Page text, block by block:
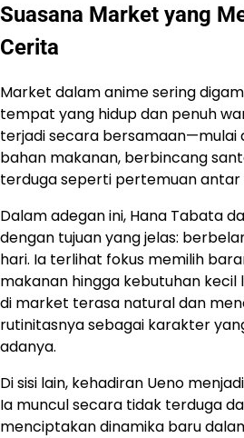
Suasana Market yang
Cerita
Market dalam anime sering
tempat yang hidup dan penuh
terjadi secara bersamaan—mulai
bahan makanan, berbincang
terduga seperti pertemuan antar
Dalam adegan ini, Hana Tabata
dengan tujuan yang jelas:
hari. Ia terlihat fokus memilih
makanan hingga kebutuhan kecil
di market terasa natural dan
rutinitasnya sebagai karakter
adanya.
Di sisi lain, kehadiran Ueno
Ia muncul secara tidak terduga
menciptakan dinamika baru